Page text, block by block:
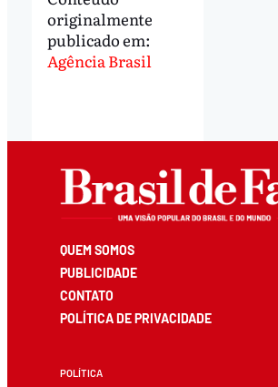
originalmente
publicado em:
Agência Brasil
QUEM SOMOS
PUBLICIDADE
CONTATO
POLÍTICA DE PRIVACIDADE
POLÍTICA